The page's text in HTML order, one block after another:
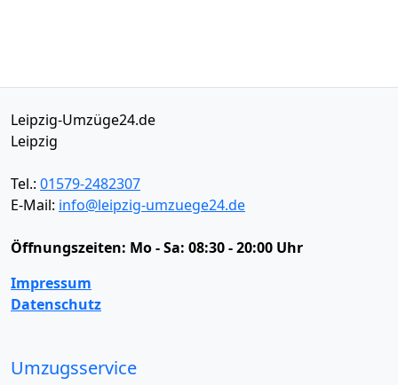
Leipzig-Umzüge24.de
Leipzig
Tel.: 01579-2482307
E-Mail: info@leipzig-umzuege24.de
Öffnungszeiten: Mo - Sa: 08:30 - 20:00 Uhr
Impressum
Datenschutz
Umzugsservice